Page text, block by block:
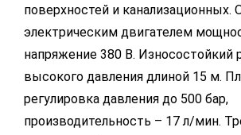
поверхностей и канализационных.
электрическим двигателем
напряжение 380 В. Износостойкий
высокого давления длиной 15 м.
регулировка давления до 500 бар,
производительность – 17 л/мин.